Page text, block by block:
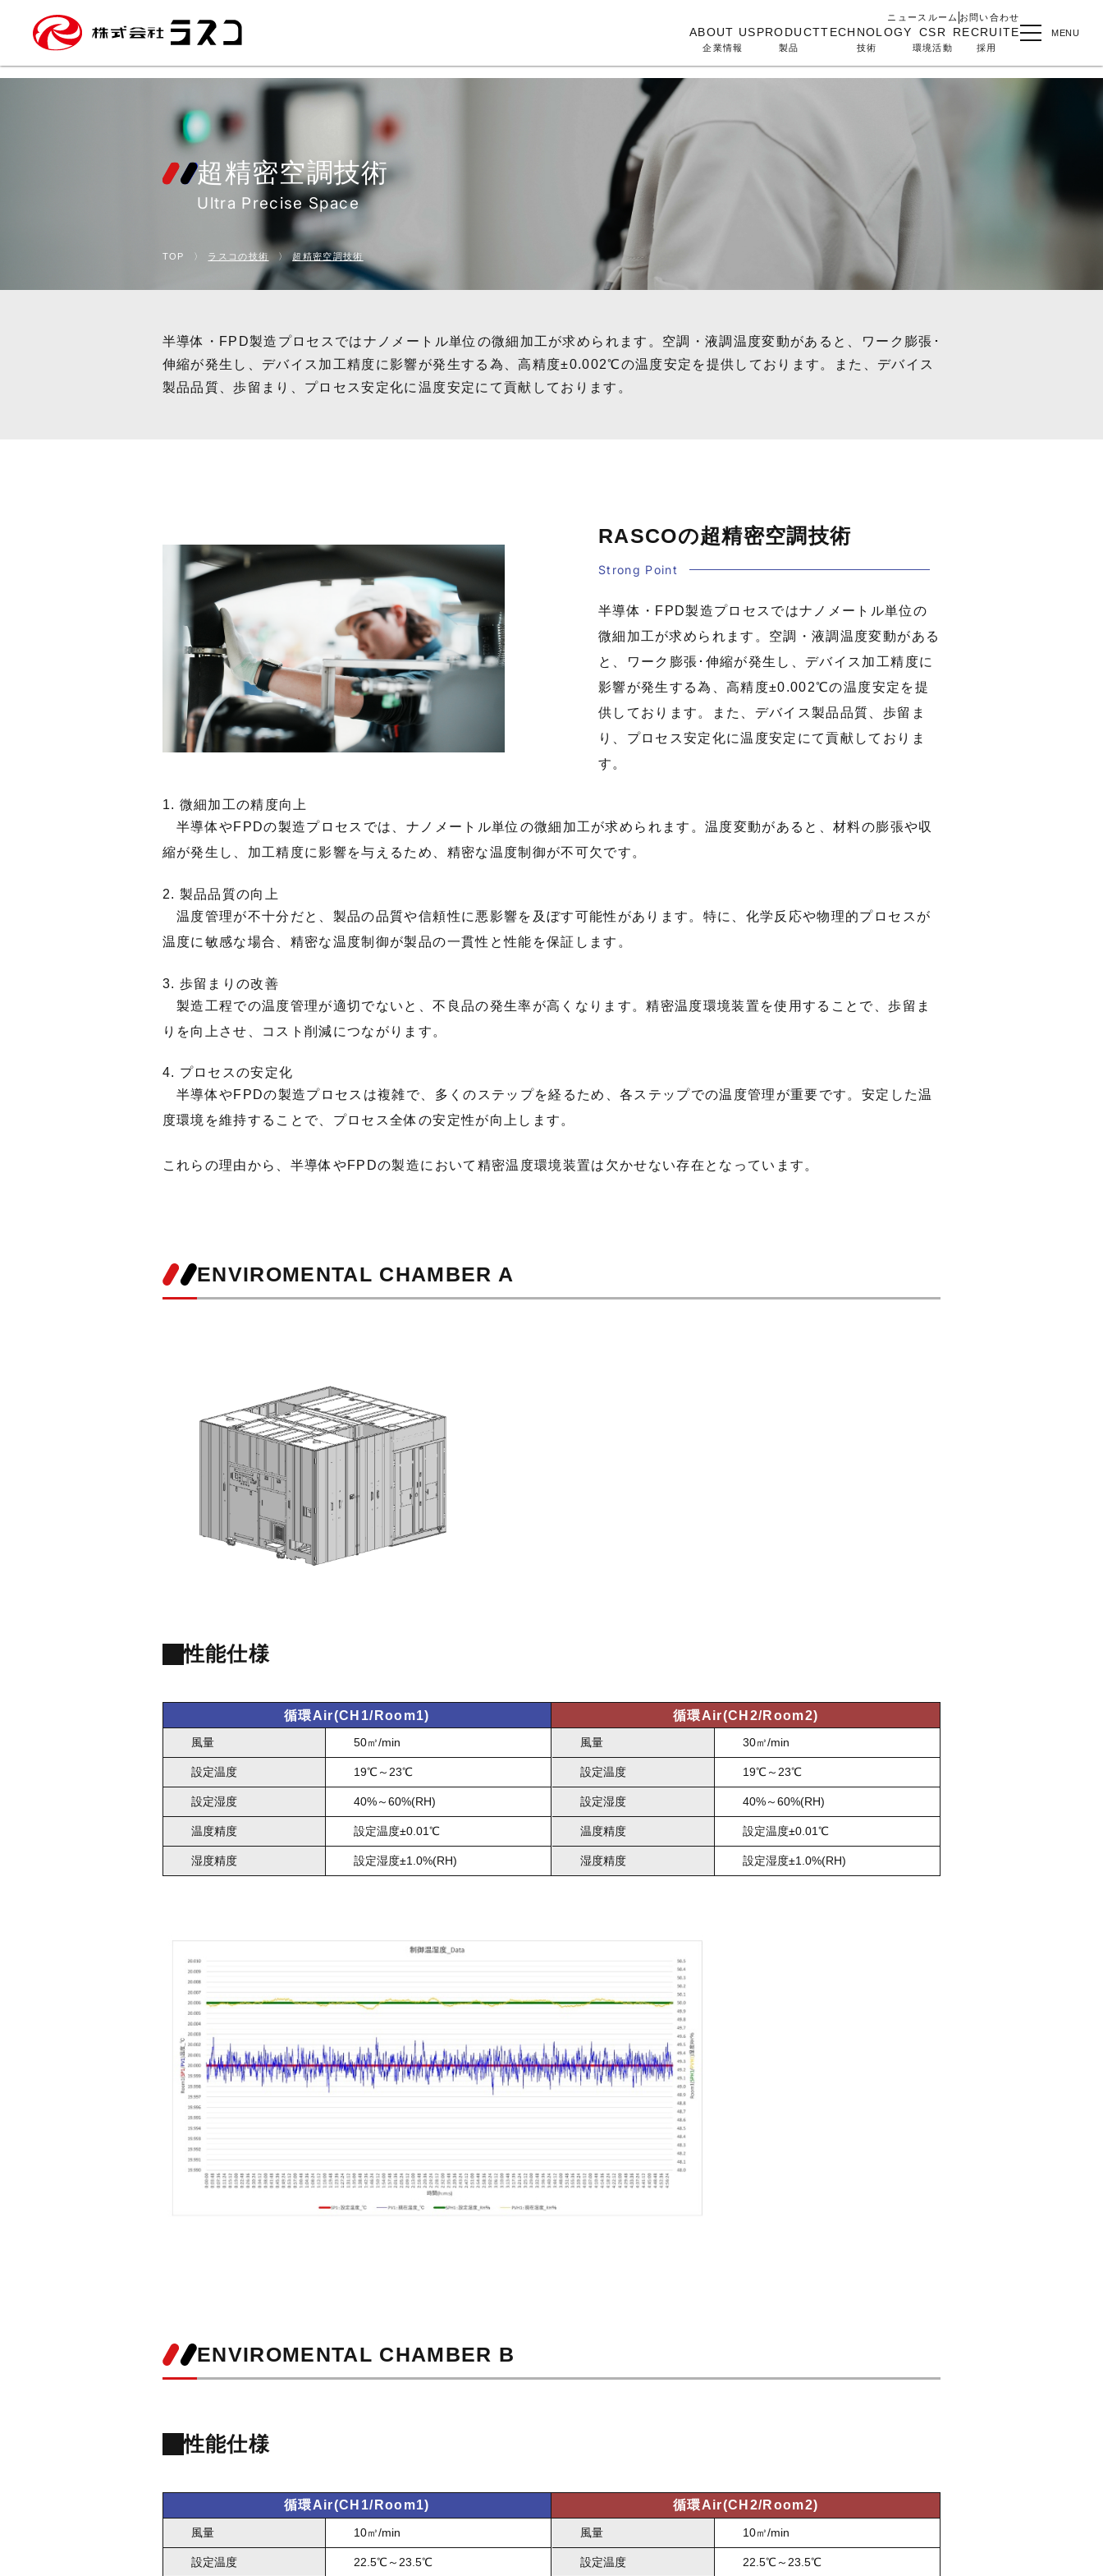
ニュースルーム お問い合わせ
ABOUT US
企業情報
PRODUCT
製品
TECHNOLOGY
技術
CSR
環境活動
RECRUITE
採用
MENU
超精密空調技術
Ultra Precise Space
TOP 〉 ラスコの技術 〉 超精密空調技術
半導体・FPD製造プロセスではナノメートル単位の微細加工が求められます。空調・液調温度変動があると、ワーク膨張･
伸縮が発生し、デバイス加工精度に影響が発生する為、高精度±0.002℃の温度安定を提供しております。また、デバイス
製品品質、歩留まり、プロセス安定化に温度安定にて貢献しております。
RASCOの超精密空調技術
Strong Point
半導体・FPD製造プロセスではナノメートル単位の
微細加工が求められます。空調・液調温度変動がある
と、ワーク膨張･伸縮が発生し、デバイス加工精度に
影響が発生する為、高精度±0.002℃の温度安定を提
供しております。また、デバイス製品品質、歩留ま
り、プロセス安定化に温度安定にて貢献しておりま
す。
1. 微細加工の精度向上
半導体やFPDの製造プロセスでは、ナノメートル単位の微細加工が求められます。温度変動があると、材料の膨張や収
縮が発生し、加工精度に影響を与えるため、精密な温度制御が不可欠です。
2. 製品品質の向上
温度管理が不十分だと、製品の品質や信頼性に悪影響を及ぼす可能性があります。特に、化学反応や物理的プロセスが
温度に敏感な場合、精密な温度制御が製品の一貫性と性能を保証します。
3. 歩留まりの改善
製造工程での温度管理が適切でないと、不良品の発生率が高くなります。精密温度環境装置を使用することで、歩留ま
りを向上させ、コスト削減につながります。
4. プロセスの安定化
半導体やFPDの製造プロセスは複雑で、多くのステップを経るため、各ステップでの温度管理が重要です。安定した温
度環境を維持することで、プロセス全体の安定性が向上します。
これらの理由から、半導体やFPDの製造において精密温度環境装置は欠かせない存在となっています。
ENVIROMENTAL CHAMBER A
性能仕様
循環Air(CH1/Room1)
風量 50㎥/min
設定温度 19℃～23℃
設定湿度 40%～60%(RH)
温度精度 設定温度±0.01℃
湿度精度 設定湿度±1.0%(RH)
循環Air(CH2/Room2)
風量 30㎥/min
設定温度 19℃～23℃
設定湿度 40%～60%(RH)
温度精度 設定温度±0.01℃
湿度精度 設定湿度±1.0%(RH)
ENVIROMENTAL CHAMBER B
性能仕様
循環Air(CH1/Room1)
風量 10㎥/min
設定温度 22.5℃～23.5℃
循環Air(CH2/Room2)
風量 10㎥/min
設定温度 22.5℃～23.5℃